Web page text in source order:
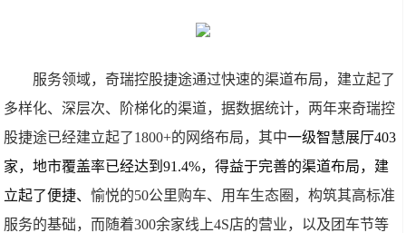
服务领域，奇瑞控股捷途通过快速的渠道布局，建立起了
多样化、深层次、阶梯化的渠道，据数据统计，两年来奇瑞控
股捷途已经建立起了1800+的网络布局，其中一级智慧展厅403
家，地市覆盖率已经达到91.4%，得益于完善的渠道布局，建
立起了便捷、愉悦的50公里购车、用车生态圈，构筑其高标准
服务的基础，而随着300余家线上4S店的营业，以及团车节等